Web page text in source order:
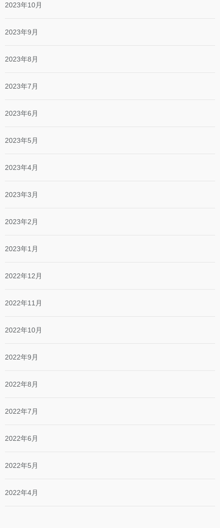
2023年10月
2023年9月
2023年8月
2023年7月
2023年6月
2023年5月
2023年4月
2023年3月
2023年2月
2023年1月
2022年12月
2022年11月
2022年10月
2022年9月
2022年8月
2022年7月
2022年6月
2022年5月
2022年4月